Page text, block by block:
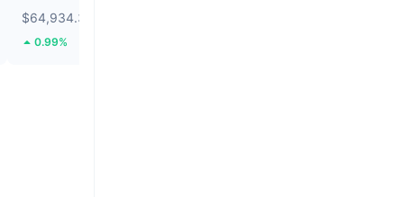
$64,934.39
0.99%